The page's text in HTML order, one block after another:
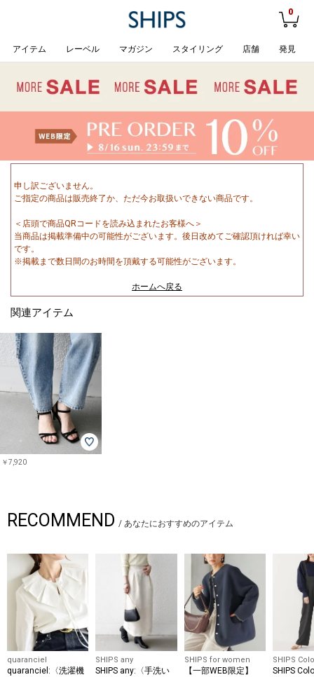
0
アイテム レーベル マガジン スタイリング 店舗 発見
申し訳ございません。
ご指定の商品は販売終了か、ただ今お取扱いできない商品です。
＜店頭で商品QRコードを読み込まれたお客様へ＞
当商品は掲載準備中の可能性がございます。後日改めてご確認頂ければ幸い
です。
※掲載まで数日間のお時間を頂戴する可能性がございます。
ホームへ戻る
関連アイテム
￥7,920
RECOMMEND / あなたにおすすめのアイテム
quaranciel
quaranciel:〈洗濯機
SHIPS any
SHIPS any:〈手洗い
SHIPS for women
【一部WEB限定】
SHIPS
SHIPS